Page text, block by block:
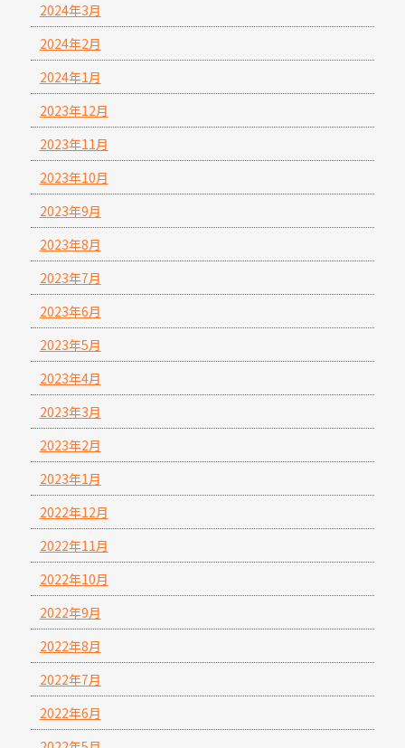
2024年3月
2024年2月
2024年1月
2023年12月
2023年11月
2023年10月
2023年9月
2023年8月
2023年7月
2023年6月
2023年5月
2023年4月
2023年3月
2023年2月
2023年1月
2022年12月
2022年11月
2022年10月
2022年9月
2022年8月
2022年7月
2022年6月